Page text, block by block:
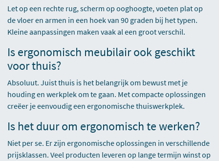
Let op een rechte rug, scherm op ooghoogte, voeten plat op
de vloer en armen in een hoek van 90 graden bij het typen.
Kleine aanpassingen maken vaak al een groot verschil.
Is ergonomisch meubilair ook geschikt
voor thuis?
Absoluut. Juist thuis is het belangrijk om bewust met je
houding en werkplek om te gaan. Met compacte oplossingen
creëer je eenvoudig een ergonomische thuiswerkplek.
Is het duur om ergonomisch te werken?
Niet per se. Er zijn ergonomische oplossingen in verschillende
prijsklassen. Veel producten leveren op lange termijn winst op